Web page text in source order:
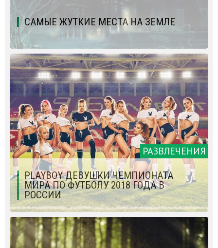
САМЫЕ ЖУТКИЕ МЕСТА НА ЗЕМЛЕ
РАЗВЛЕЧЕНИЯ
PLAYBOY ДЕВУШКИ ЧЕМПИОНАТА
МИРА ПО ФУТБОЛУ 2018 ГОДА В
РОССИИ